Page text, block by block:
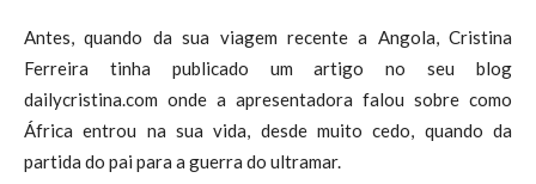
Antes, quando da sua viagem recente a Angola, Cristina
Ferreira tinha publicado um artigo no seu blog
dailycristina.com onde a apresentadora falou sobre como
África entrou na sua vida, desde muito cedo, quando da
partida do pai para a guerra do ultramar.